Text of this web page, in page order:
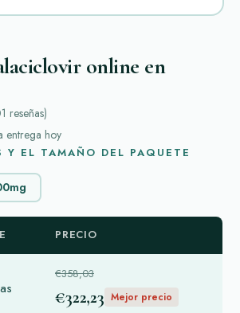
online en
reseñas)
entrega hoy
Y EL TAMAÑO DEL PAQUETE
PRECIO
€358,03
€322,23 Mejor precio